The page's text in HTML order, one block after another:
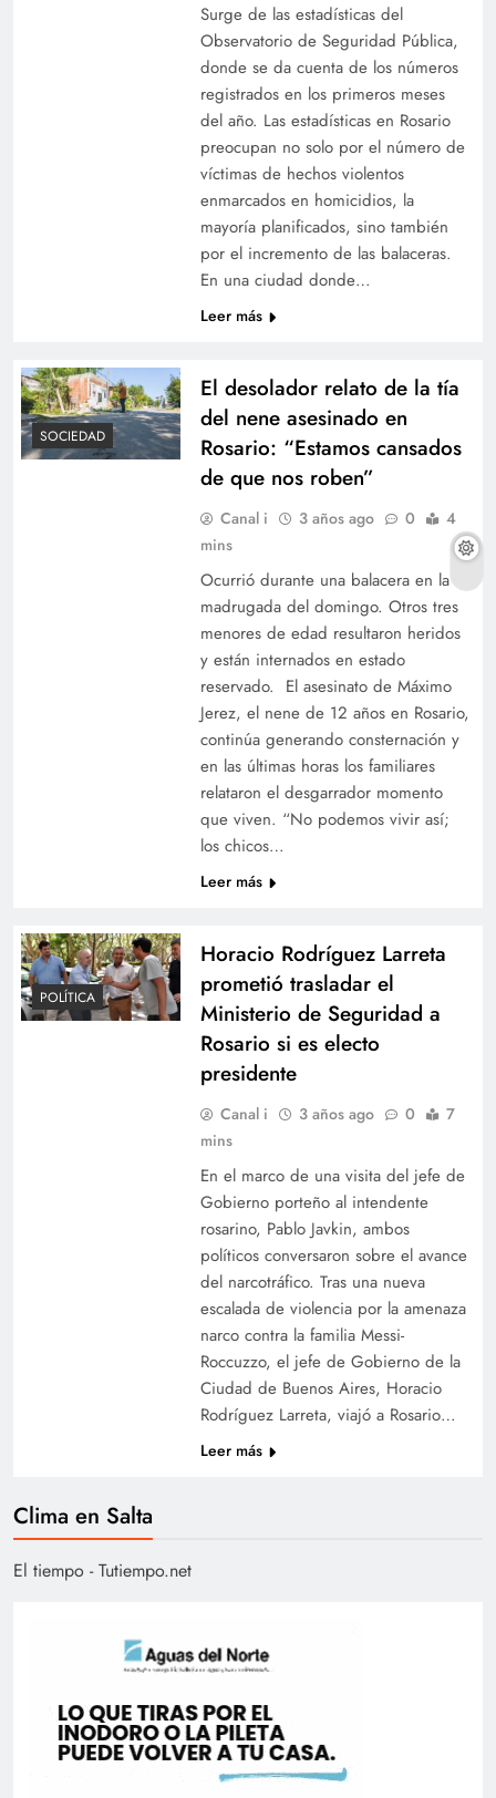
Surge de las estadísticas del
Observatorio de Seguridad Pública,
donde se da cuenta de los números
registrados en los primeros meses
del año. Las estadísticas en Rosario
preocupan no solo por el número de
víctimas de hechos violentos
enmarcados en homicidios, la
mayoría planificados, sino también
por el incremento de las balaceras.
En una ciudad donde…
Leer más
SOCIEDAD
El desolador relato de la tía
del nene asesinado en
Rosario: “Estamos cansados
de que nos roben”
Canal i 3 años ago 0
4
mins
Ocurrió durante una balacera en la
madrugada del domingo. Otros tres
menores de edad resultaron heridos
y están internados en estado
reservado. El asesinato de Máximo
Jerez, el nene de 12 años en Rosario,
continúa generando consternación y
en las últimas horas los familiares
relataron el desgarrador momento
que viven. “No podemos vivir así;
los chicos…
Leer más
POLÍTICA
Horacio Rodríguez Larreta
prometió trasladar el
Ministerio de Seguridad a
Rosario si es electo
presidente
Canal i 3 años ago 0
7
mins
En el marco de una visita del jefe de
Gobierno porteño al intendente
rosarino, Pablo Javkin, ambos
políticos conversaron sobre el avance
del narcotráfico. Tras una nueva
escalada de violencia por la amenaza
narco contra la familia Messi-
Roccuzzo, el jefe de Gobierno de la
Ciudad de Buenos Aires, Horacio
Rodríguez Larreta, viajó a Rosario…
Leer más
Clima en Salta
El tiempo - Tutiempo.net